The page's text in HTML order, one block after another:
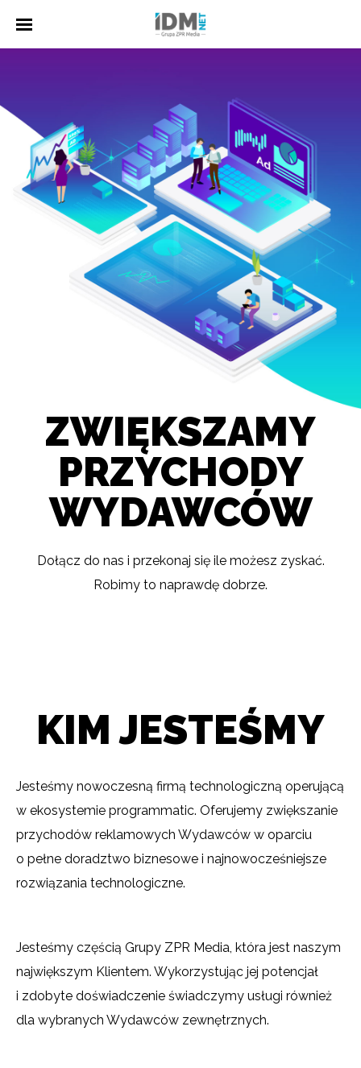
ZWIĘKSZAMY
PRZYCHODY
WYDAWCÓW
Dołącz do nas i przekonaj się ile możesz zyskać.
Robimy to naprawdę dobrze.
KIM JESTEŚMY
Jesteśmy nowoczesną firmą technologiczną operującą
w ekosystemie programmatic. Oferujemy zwiększanie
przychodów reklamowych Wydawców w oparciu
o pełne doradztwo biznesowe i najnowocześniejsze
rozwiązania technologiczne.
Jesteśmy częścią Grupy ZPR Media, która jest naszym
największym Klientem. Wykorzystując jej potencjał
i zdobyte doświadczenie świadczymy usługi również
dla wybranych Wydawców zewnętrznych.